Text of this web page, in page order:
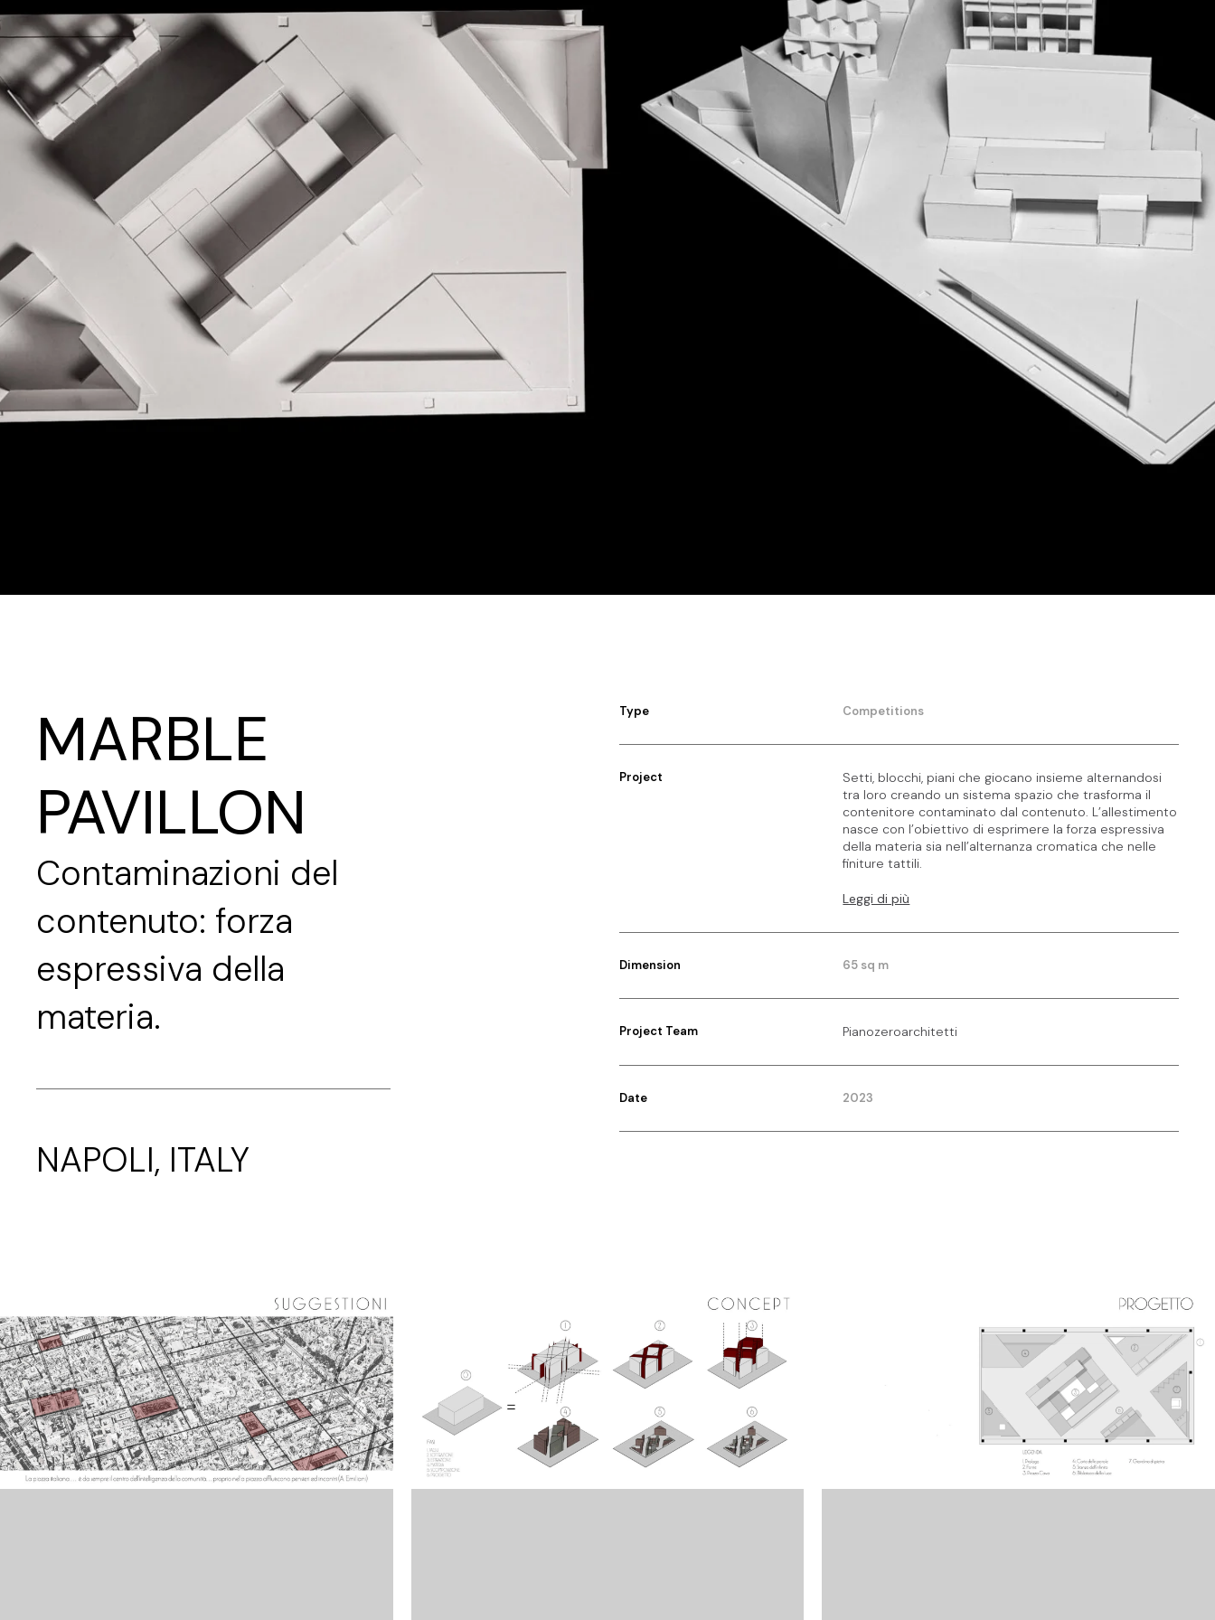
MARBLE
PAVILLON
Contaminazioni del
contenuto: forza
espressiva della
materia.
NAPOLI, ITALY
Type Competitions
Project
Setti, blocchi, piani che giocano insieme alternandosi
tra loro creando un sistema spazio che trasforma il
contenitore contaminato dal contenuto. L’allestimento
nasce con l’obiettivo di esprimere la forza espressiva
della materia sia nell’alternanza cromatica che nelle
finiture tattili.
Leggi di più
Dimension 65 sq m
Project Team Pianozeroarchitetti
Date 2023